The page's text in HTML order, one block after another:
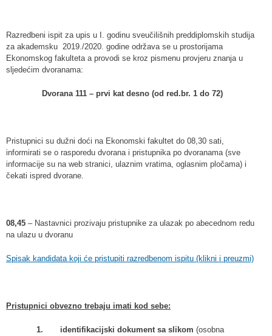
Razredbeni ispit za upis u I. godinu sveučilišnih preddiplomskih studija
za akademsku 2019./2020. godine održava se u prostorijama
Ekonomskog fakulteta a provodi se kroz pismenu provjeru znanja u
sljedećim dvoranama:
Dvorana 111 – prvi kat desno (od red.br. 1 do 72)
Pristupnici su dužni doći na Ekonomski fakultet do 08,30 sati,
informirati se o rasporedu dvorana i pristupnika po dvoranama (sve
informacije su na web stranici, ulaznim vratima, oglasnim pločama) i
čekati ispred dvorane.
08,45 – Nastavnici prozivaju pristupnike za ulazak po abecednom redu
na ulazu u dvoranu
Spisak kandidata koji će pristupiti razredbenom ispitu (klikni i preuzmi)
Pristupnici obvezno trebaju imati kod sebe:
1. identifikacijski dokument sa slikom (osobna